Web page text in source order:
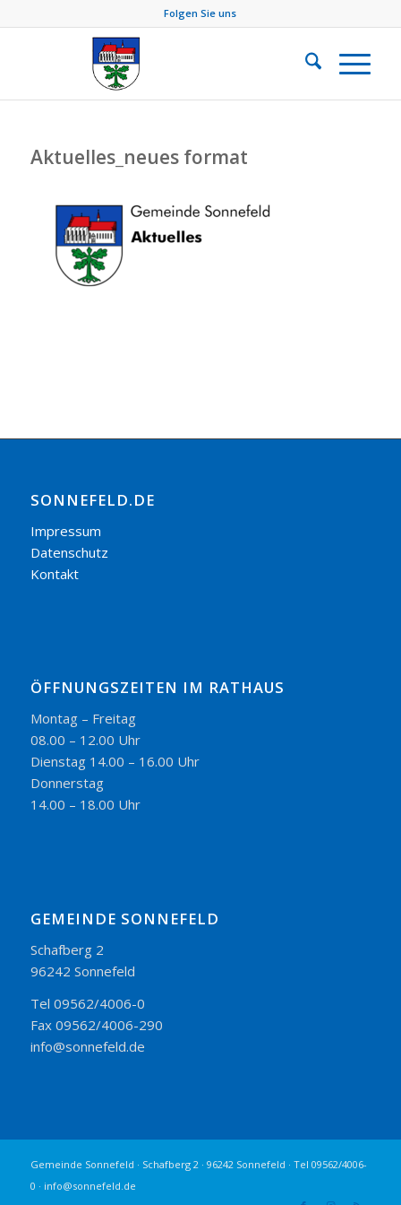
Folgen Sie uns
Aktuelles_neues format
SONNEFELD.DE
Impressum
Datenschutz
Kontakt
ÖFFNUNGSZEITEN IM RATHAUS
Montag – Freitag
08.00 – 12.00 Uhr
Dienstag 14.00 – 16.00 Uhr
Donnerstag
14.00 – 18.00 Uhr
GEMEINDE SONNEFELD
Schafberg 2
96242 Sonnefeld
Tel 09562/4006-0
Fax 09562/4006-290
info@sonnefeld.de
Gemeinde Sonnefeld · Schafberg 2 · 96242 Sonnefeld · Tel 09562/4006-
0 · info@sonnefeld.de